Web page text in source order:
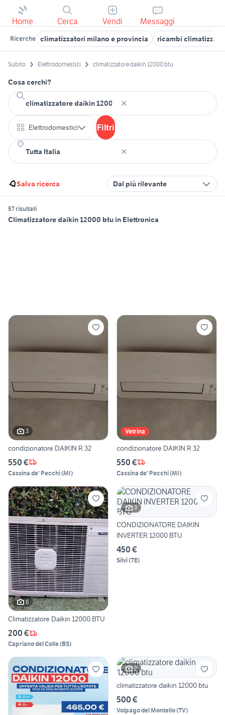
Home Cerca Vendi Messaggi
Ricerche climatizzatori milano e provincia ricambi
Subito Elettrodomestici climatizzatore daikin 12000 btu
Cosa cerchi?
Elettrodomestici Filtri
Salva ricerca Dal più rilevante
57 risultati
Climatizzatore daikin 12000 btu in Elettronica
3
condizionatore DAIKIN R 32
550 €
Cassina de' Pecchi(MI)
Vetrina
condizionatore DAIKIN R 32
550 €
Cassina de' Pecchi(MI)
6
Climatizzatore Daikin 12000 BTU
200 €
Capriano del Colle(BS)
3
CONDIZIONATORE DAIKIN
INVERTER 12000 BTU
450 €
Silvi(TE)
2
climatizzatore daikin 12000 btu
500 €
Volpago del Montello(TV)